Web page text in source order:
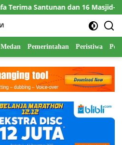
16 Masjid-Mushola
Medan Pemerintahan Peristiwa